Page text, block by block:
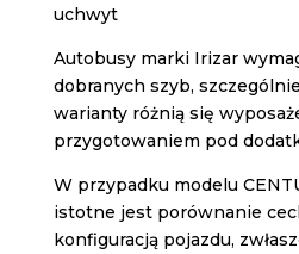
uchwyt
Autobusy marki Irizar
dobranych szyb,
warianty różnią się
przygotowaniem pod
W przypadku modelu
istotne jest porównanie
konfiguracją pojazdu,